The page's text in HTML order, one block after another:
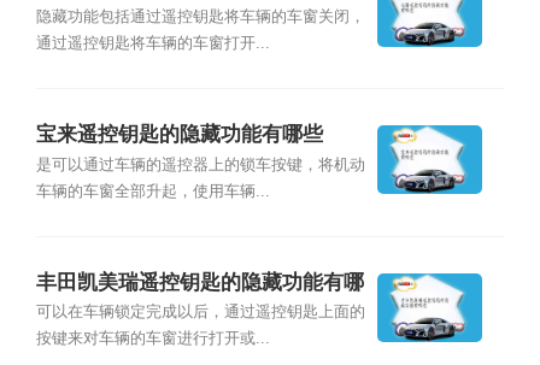
隐藏功能包括通过遥控钥匙将车辆的车窗关闭，
通过遥控钥匙将车辆的车窗打开...
宝来遥控钥匙的隐藏功能有哪些
是可以通过车辆的遥控器上的锁车按键，将机动
车辆的车窗全部升起，使用车辆...
丰田凯美瑞遥控钥匙的隐藏功能有哪
些
可以在车辆锁定完成以后，通过遥控钥匙上面的
按键来对车辆的车窗进行打开或...